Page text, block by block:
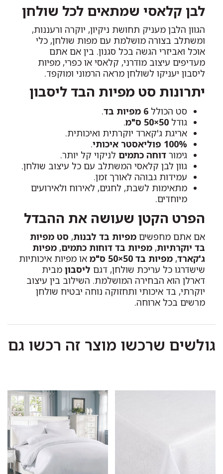
לבן קלאסי שמתאים לכל שולחן
הגוון הלבן מעניק תחושת ניקיון, יוקרה ורעננות,
ומשתלב בצורה מושלמת עם מפות שולחן, כלי
אוכל ואביזרי הגשה בכל סגנון. בין אם אתם
מעדיפים עיצוב מודרני, קלאסי או כפרי, מפיות
ליסבון יעניקו לשולחן מראה הרמוני ומוקפד.
יתרונות סט מפיות הבד ליסבון
סט הכולל 6 מפיות בד
.
גודל 50×50 ס"מ
.
אריגת ג'קארד יוקרתית ואיכותית.
100% פוליאסטר איכותי
.
גימור דוחה כתמים לניקוי קל יותר.
גוון לבן קלאסי המשתלב עם כל עיצוב שולחן.
עמידות גבוהה לאורך זמן.
מתאימות לשבת, לחגים, לאירוח ולאירועים
מיוחדים.
הפרט הקטן שעושה את ההבדל
אם אתם מחפשים מפיות בד לבנות, סט מפיות
בד יוקרתיות, מפיות בד דוחות כתמים, מפיות
ג'קארד, מפיות בד 50×50 ס"מ
או מפיות איכותיות
שישדרגו כל עריכת שולחן, דגם ליסבון מבית
דארלן הוא הבחירה המושלמת. השילוב בין עיצוב
יוקרתי, בד איכותי ותחזוקה נוחה יבטיח שולחן
מרשים בכל ארוחה.
גולשים שרכשו מוצר זה רכשו גם